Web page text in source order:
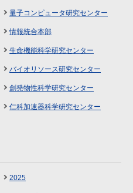
量子コンピュータ研究センター
情報統合本部
生命機能科学研究センター
バイオリソース研究センター
創発物性科学研究センター
仁科加速器科学研究センター
2025